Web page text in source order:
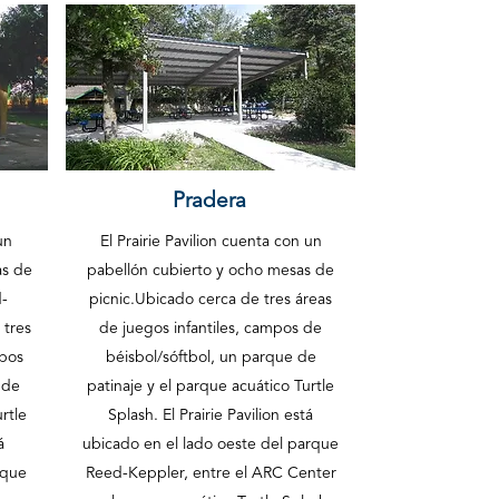
de
tres
El Prairie Pavilion cuenta con un
pabellón cubierto y ocho mesas de
picnic.Ubicado cerca de tres áreas
de juegos infantiles, campos de
béisbol/sóftbol, un parque de
patinaje y el parque acuático Turtle
Splash. El Prairie Pavilion está
ubicado en el lado oeste del parque
Reed-Keppler, entre el ARC Center
Pradera